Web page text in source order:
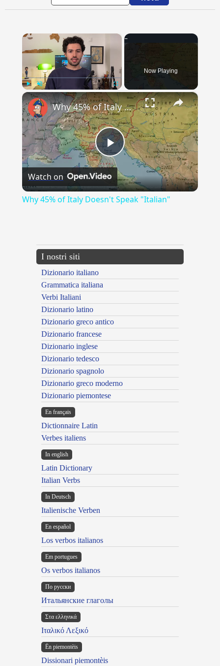
×
Play Unmute Fullscreen
Now Playing
×
Play
Video
Why 45% of Italy Doesn't Speak "Italian"
Watch on
Why 45% of Italy Doesn't Speak "Italian"
I nostri siti
Dizionario italiano
Grammatica italiana
Verbi Italiani
Dizionario latino
Dizionario greco antico
Dizionario francese
Dizionario inglese
Dizionario tedesco
Dizionario spagnolo
Dizionario greco moderno
Dizionario piemontese
En français
Dictionnaire Latin
Verbes italiens
In english
Latin Dictionary
Italian Verbs
In Deutsch
Italienische Verben
En español
Los verbos italianos
Em portugues
Os verbos italianos
По русски
Итальянские глаголы
Στα ελληνικά
Ιταλικό Λεξικό
Ën piemontèis
Dissionari piemontèis